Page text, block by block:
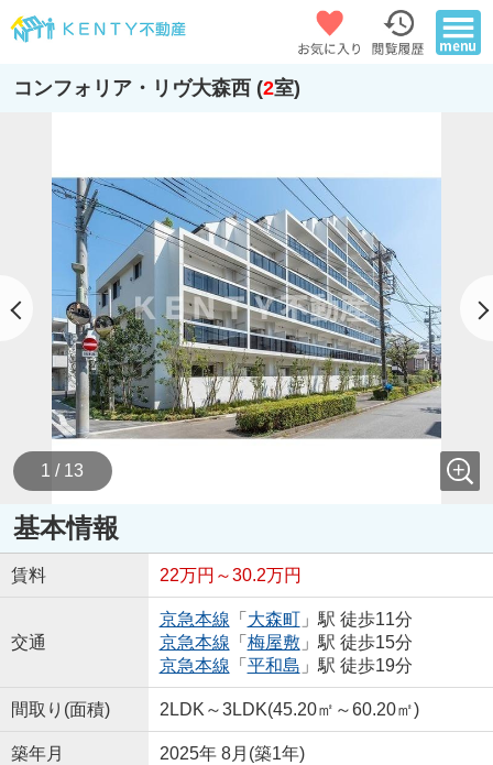
コンフォリア・リヴ大森西 (2室)
1 / 13
基本情報
賃料 22万円～30.2万円
交通
京急本線 「 大森町」駅 徒歩11分
京急本線 「 梅屋敷 」駅 徒歩15分
京急本線 「 平和島 」駅 徒歩19分
間取り(面積) 2LDK～3LDK(45.20㎡～60.20㎡)
築年月 2025年 8月(築1年)